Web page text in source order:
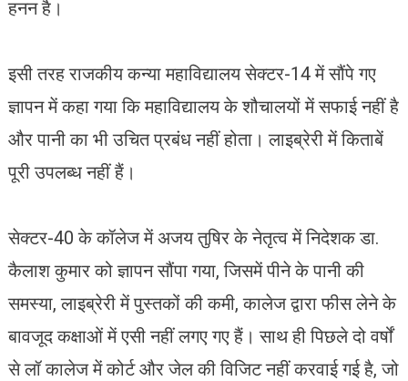
हनन है।
इसी तरह राजकीय कन्या महाविद्यालय सेक्टर-14 में सौंपे गए
ज्ञापन में कहा गया कि महाविद्यालय के शौचालयों में सफाई नहीं है
और पानी का भी उचित प्रबंध नहीं होता। लाइब्रेरी में किताबें
पूरी उपलब्ध नहीं हैं।
सेक्टर-40 के कॉलेज में अजय तुषिर के नेतृत्व में निदेशक डा.
कैलाश कुमार को ज्ञापन सौंपा गया, जिसमें पीने के पानी की
समस्या, लाइब्रेरी में पुस्तकों की कमी, कालेज द्वारा फीस लेने के
बावजूद कक्षाओं में एसी नहीं लगए गए हैं। साथ ही पिछले दो वर्षों
से लॉ कालेज में कोर्ट और जेल की विजिट नहीं करवाई गई है, जो